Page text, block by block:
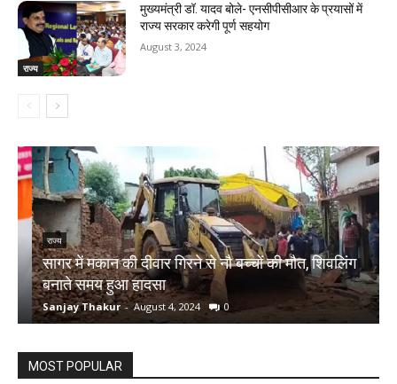
राज्य
मुख्यमंत्री डॉ. यादव बोले- एनसीपीसीआर के प्रयासों में
राज्य सरकार करेगी पूर्ण सहयोग
August 3, 2024
राज्य
सागर में मकान की दीवार गिरने से नौ बच्चों की मौत, शिवलिंग
बनाते समय हुआ हादसा
Sanjay Thakur - August 4, 2024 0
MOST POPULAR